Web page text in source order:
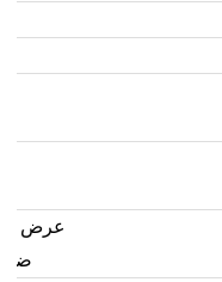
عرض
ضبط